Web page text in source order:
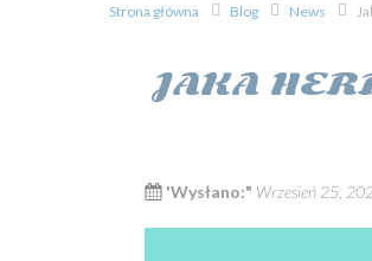
Strona główna Blog News
JAKA
'Wysłano:" Wrzesień 25,